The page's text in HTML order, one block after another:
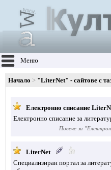
Меню
Начало "LiterNet" - сайтове с
Електронно списание
Електронно списание за
Повече за "
LiterNet
Специализиран портал за